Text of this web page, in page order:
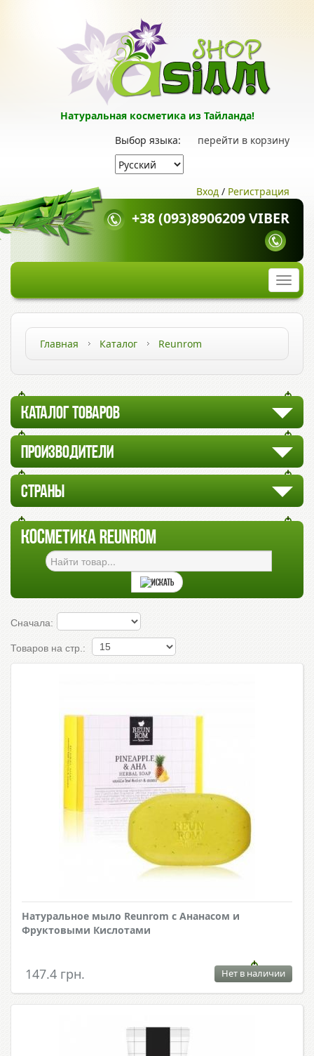
Натуральная косметика из Тайланда!
перейти в корзину
Выбор языка:
Вход / Регистрация
+38 (093)8906209 VIBER
Главная Каталог Reunrom
КАТАЛОГ ТОВАРОВ
ПРОИЗВОДИТЕЛИ
СТРАНЫ
КОСМЕТИКА REUNROM
Сначала:
Товаров на стр.:
Натуральное мыло Reunrom с Ананасом и
Фруктовыми Кислотами
147.4 грн. Нет в наличии